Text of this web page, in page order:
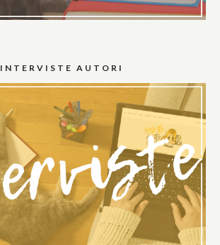
INTERVISTE AUTORI